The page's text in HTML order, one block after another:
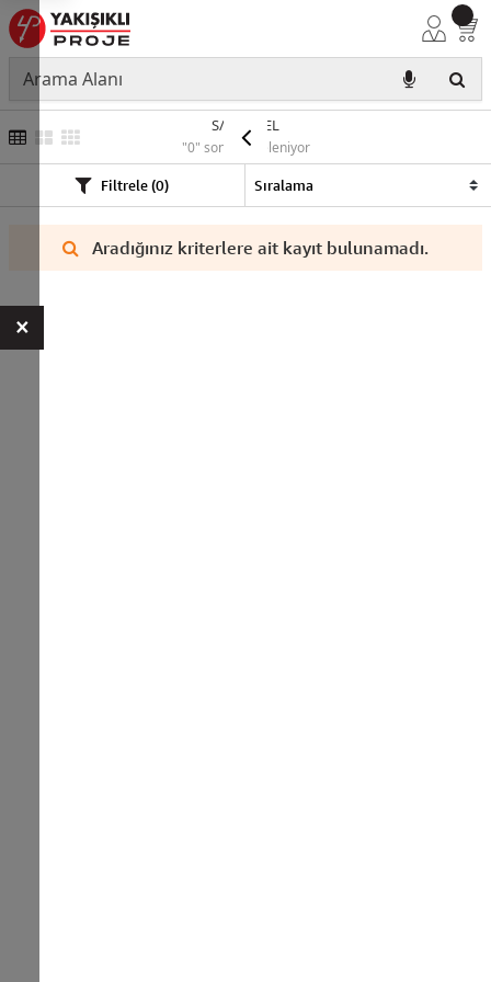
S/A PANEL
"0" sonuç listeleniyor
Filtrele (0)
Aradığınız kriterlere ait kayıt bulunamadı.
×